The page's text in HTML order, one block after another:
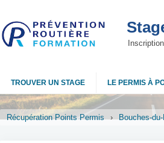
TROUVER UN STAGE LE PERMIS À
Récupération Points Permis › Bouches-